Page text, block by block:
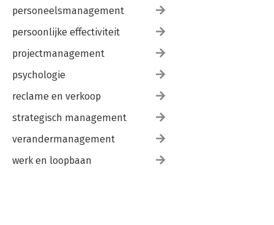
personeelsmanagement
persoonlijke effectiviteit
projectmanagement
psychologie
reclame en verkoop
strategisch management
verandermanagement
werk en loopbaan